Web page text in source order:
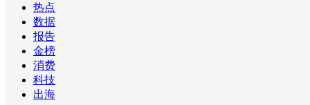
热点
数据
报告
金榜
消费
科技
出海